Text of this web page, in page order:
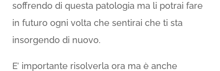
soffrendo di questa patologia ma li potrai fare
in futuro ogni volta che sentirai che ti sta
insorgendo di nuovo.
E’ importante risolverla ora ma è anche